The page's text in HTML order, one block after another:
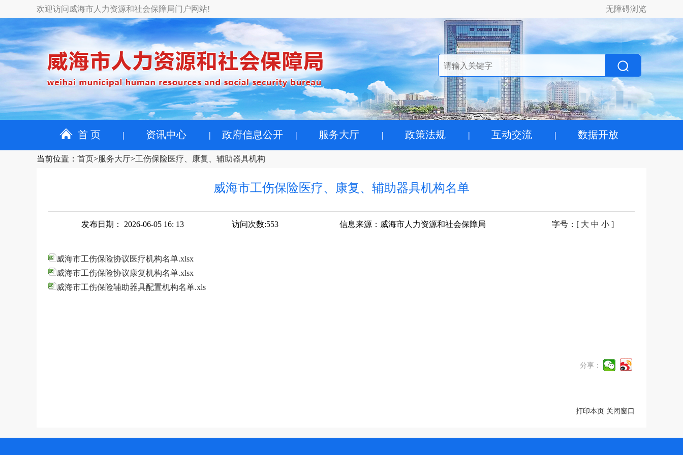
欢迎访问威海市人力资源和社会保障局门户网站! 无障碍浏览
首 页 资讯中心 政府信息公开 服务大厅 政策法规 互动交流 数据开放
当前位置 ： 首页>服务大厅>工伤保险医疗、康复、辅助器具机构
威海市工伤保险医疗、康复、辅助器具机构名单
发布日期： 2026-06-05 16: 13 访问次数:553 信息来源： 威海市人力资源和社会保障局 字号 ：[ 大 中 小 ]
威海市工伤保险协议医疗机构名单.xlsx
威海市工伤保险协议康复机构名单.xlsx
威海市工伤保险辅助器具配置机构名单.xls
分享：
打印本页 关闭窗口